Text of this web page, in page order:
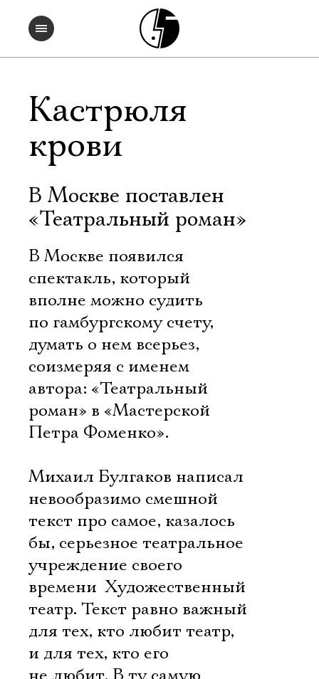
Кастрюля
крови
В Москве поставлен
«Театральный роман»
В Москве появился
спектакль, который
вполне можно судить
по гамбургскому счету,
думать о нем всерьез,
соизмеряя с именем
автора: «Театральный
роман» в «Мастерской
Петра Фоменко».
Михаил Булгаков написал
невообразимо смешной
текст про самое, казалось
бы, серьезное театральное
учреждение своего
времени  Художественный
театр. Текст равно важный
для тех, кто любит театр,
и для тех, кто его